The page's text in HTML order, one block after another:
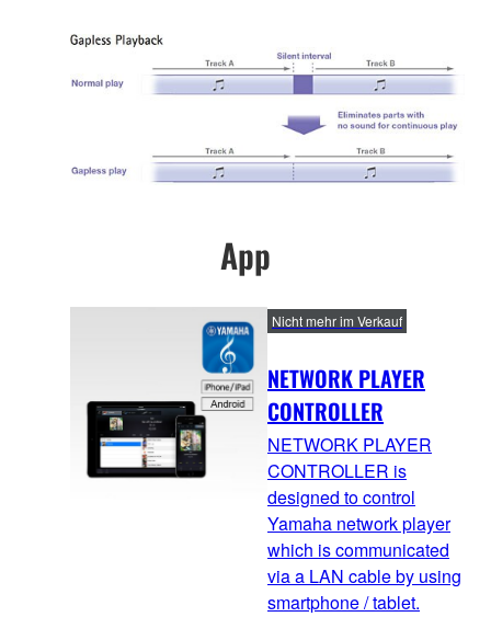
App
NETWORK PLAYER
CONTROLLER
Nicht mehr im Verkauf
NETWORK PLAYER
CONTROLLER is
designed to control
Yamaha network player
which is communicated
via a LAN cable by using
smartphone / tablet.